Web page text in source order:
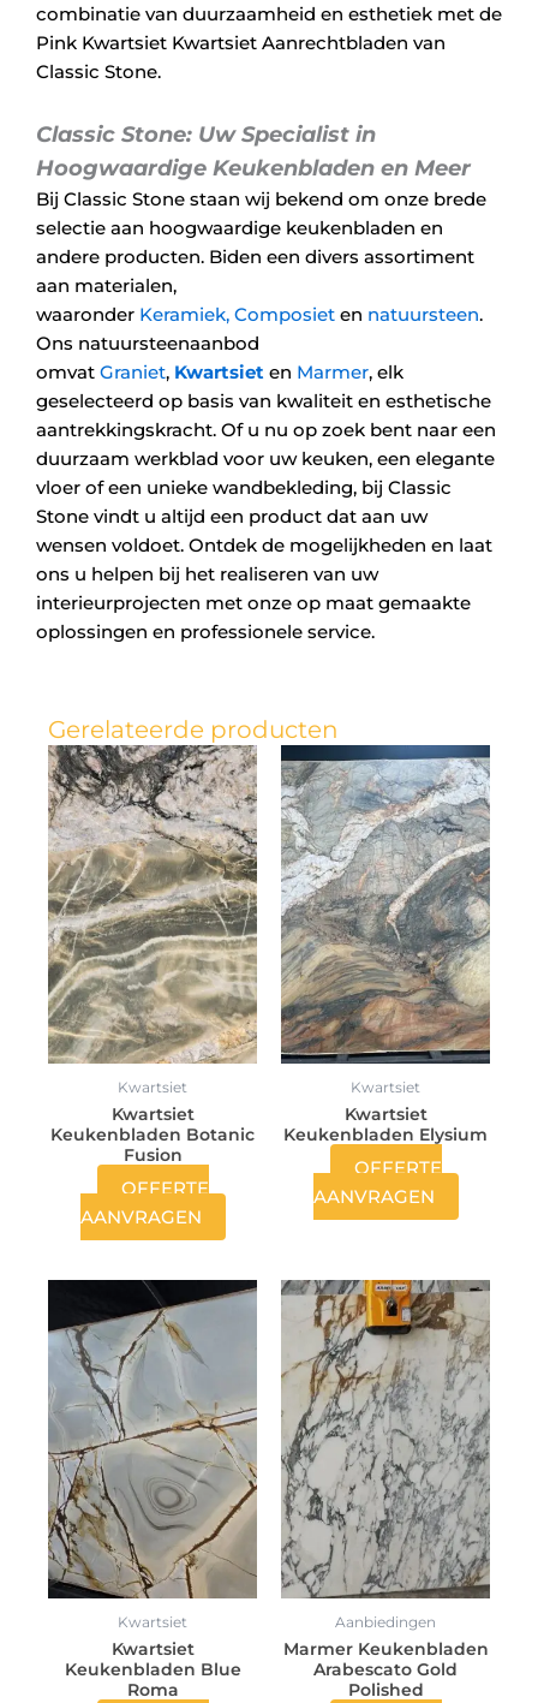
combinatie van duurzaamheid en esthetiek met de
Pink Kwartsiet Kwartsiet Aanrechtbladen van
Classic Stone.
Classic Stone: Uw Specialist in
Hoogwaardige Keukenbladen en Meer
Bij Classic Stone staan wij bekend om onze brede
selectie aan hoogwaardige keukenbladen en
andere producten. Biden een divers assortiment
aan materialen,
waaronder Keramiek, Composiet en natuursteen.
Ons natuursteenaanbod
omvat Graniet, Kwartsiet en Marmer, elk
geselecteerd op basis van kwaliteit en esthetische
aantrekkingskracht. Of u nu op zoek bent naar een
duurzaam werkblad voor uw keuken, een elegante
vloer of een unieke wandbekleding, bij Classic
Stone vindt u altijd een product dat aan uw
wensen voldoet. Ontdek de mogelijkheden en laat
ons u helpen bij het realiseren van uw
interieurprojecten met onze op maat gemaakte
oplossingen en professionele service.
Gerelateerde producten
Kwartsiet
Kwartsiet
Keukenbladen Botanic
Fusion
OFFERTE
AANVRAGEN
Kwartsiet
Kwartsiet
Keukenbladen Elysium
OFFERTE
AANVRAGEN
Kwartsiet
Kwartsiet
Keukenbladen Blue
Roma
Aanbiedingen
Marmer Keukenbladen
Arabescato Gold
Polished